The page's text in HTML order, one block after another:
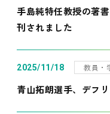
手島純特任教授の著
刊されました
2025/11/18 教員・
青山拓朗選手、デフ